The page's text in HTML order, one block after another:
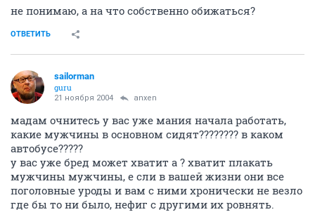
не понимаю, а на что собственно обижаться?
ОТВЕТИТЬ
sailorman
guru
21 ноября 2004 anxen
мадам очнитесь у вас уже мания начала работать,
какие мужчины в основном сидят???????? в каком
автобусе?????
у вас уже бред может хватит а ? хватит плакать
мужчины мужчины, е сли в вашей жизни они все
поголовные уроды и вам с ними хронически не везло
где бы то ни было, нефиг с другими их ровнять.